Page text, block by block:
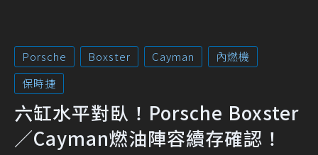
Porsche Boxster Cayman
內燃機
保時捷
六缸水平對臥！Porsche Boxster
／Cayman燃油陣容續存確認！